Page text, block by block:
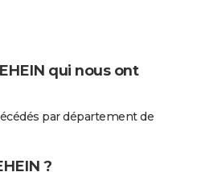
qui nous ont
par département de
?